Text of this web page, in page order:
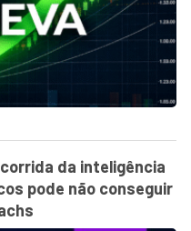
da inteligência
pode não conseguir